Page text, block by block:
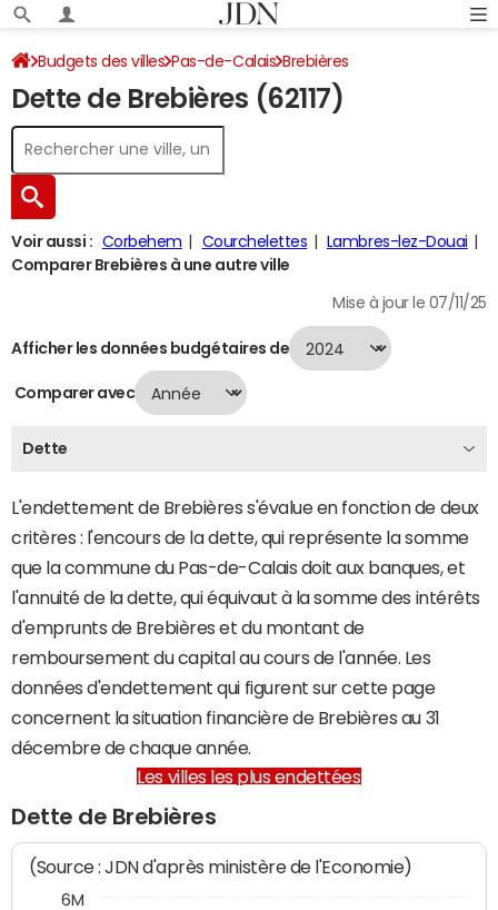
Budgets des villes Pas-de-Calais Brebières
Dette au 31/12/2024
Dette de Brebières (62117)
Voir aussi : Corbehem Courchelettes
Lambres-lez-Douai
Comparer Brebières à une autre ville
Mise à jour le 07/11/25
Afficher les données budgétaires de
Comparer avec
Dette
L'endettement de Brebières s'évalue en fonction de deux
critères : l'encours de la dette, qui représente la somme
que la commune du Pas-de-Calais doit aux banques, et
l'annuité de la dette, qui équivaut à la somme des intérêts
d'emprunts de Brebières et du montant de
remboursement du capital au cours de l'année. Les
données d'endettement qui figurent sur cette page
concernent la situation financière de Brebières au 31
décembre de chaque année.
Les villes les plus endettées
Dette de Brebières
(Source : JDN d'après ministère de l'Economie)
6M